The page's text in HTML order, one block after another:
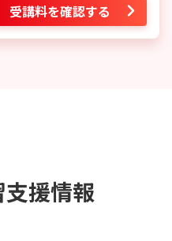
受講料を確認する
援情報